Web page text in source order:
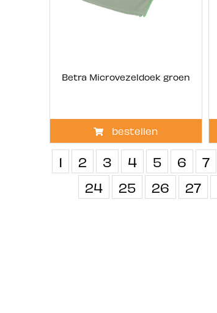
Betra Microvezeldoek groen
bestellen
1 2 3 4 5 6 7
24
25 26 27